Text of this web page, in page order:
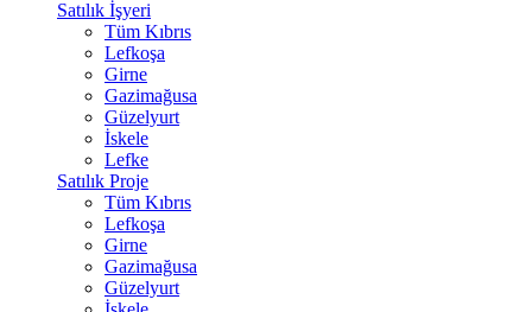
Satılık İşyeri
Tüm Kıbrıs
Lefkoşa
Girne
Gazimağusa
Güzelyurt
İskele
Lefke
Satılık Proje
Tüm Kıbrıs
Lefkoşa
Girne
Gazimağusa
Güzelyurt